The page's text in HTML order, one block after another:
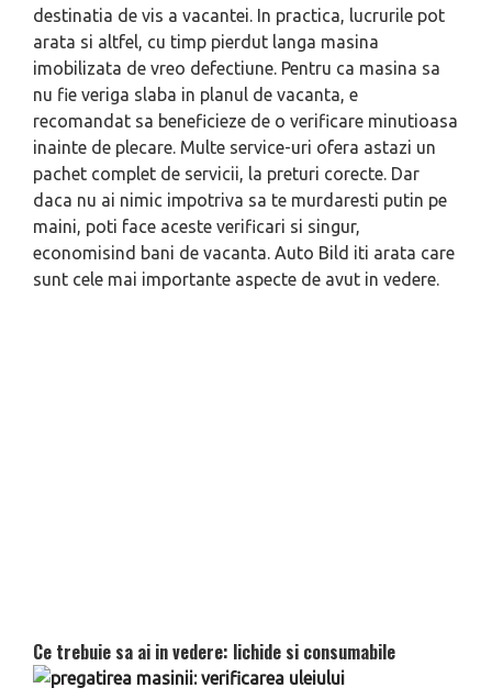
destinatia de vis a vacantei. In practica, lucrurile pot
arata si altfel, cu timp pierdut langa masina
imobilizata de vreo defectiune. Pentru ca masina sa
nu fie veriga slaba in planul de vacanta, e
recomandat sa beneficieze de o verificare minutioasa
inainte de plecare. Multe service-uri ofera astazi un
pachet complet de servicii, la preturi corecte. Dar
daca nu ai nimic impotriva sa te murdaresti putin pe
maini, poti face aceste verificari si singur,
economisind bani de vacanta. Auto Bild iti arata care
sunt cele mai importante aspecte de avut in vedere.
Ce trebuie sa ai in vedere: lichide si consumabile